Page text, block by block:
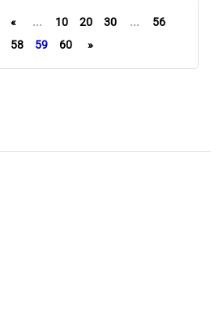
« ... 10 20 30 ...
56
58 59 60 »